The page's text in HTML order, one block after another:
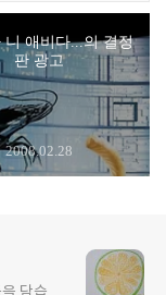
니 애비다...의 결정
판 광고
2008.02.28